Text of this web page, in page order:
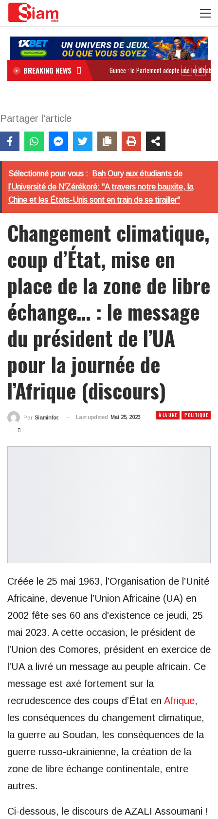
BREAKING NEWS
Partager l'article
Sélectionné pour vous :
Bah Oury aux étudiants de
l’Université de N'Zérékoré: "A travers notre bauxite, la
Chine et les États-Unis sont en train de se tirailler"
Changement climatique,
coup d’État, mise en
place de la zone de libre
échange… : le message
du président de l’UA
pour la journée de
l’Afrique (discours)
À LA UNE POLITIQUE
Par Siaminfos Last updated Mai 25, 2023
Créée le 25 mai 1963, l’Organisation de l’Unité
Africaine, devenue l’Union Africaine (UA) en
2002 fête ses 60 ans d’existence ce jeudi, 25
mai 2023. A cette occasion, le président de
l’Union des Comores, président en exercice de
l’UA a livré un message au peuple africain. Ce
message est axé fortement sur la
recrudescence des coups d’État en Afrique,
les conséquences du changement climatique,
la guerre au Soudan, les conséquences de la
guerre russo-ukrainienne, la création de la
zone de libre échange continentale, entre
autres.
Ci-dessous, le discours de AZALI Assoumani !